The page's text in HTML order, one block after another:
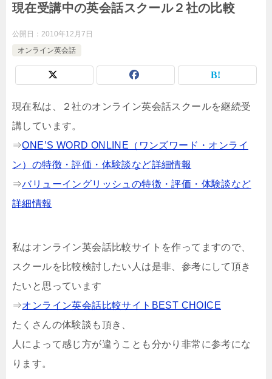
現在受講中の英会話スクール２社の比較
公開日： 2010年12月7日
オンライン英会話
現在私は、２社のオンライン英会話スクールを継続受
講しています。
⇒ONE’S WORD ONLINE（ワンズワード・オンライ
ン）の特徴・評価・体験談など詳細情報
⇒バリューイングリッシュの特徴・評価・体験談など
詳細情報
私はオンライン英会話比較サイトを作ってますので、
スクールを比較検討したい人は是非、参考にして頂き
たいと思っています
⇒オンライン英会話比較サイトBEST CHOICE
たくさんの体験談も頂き、
人によって感じ方が違うことも分かり非常に参考にな
ります。